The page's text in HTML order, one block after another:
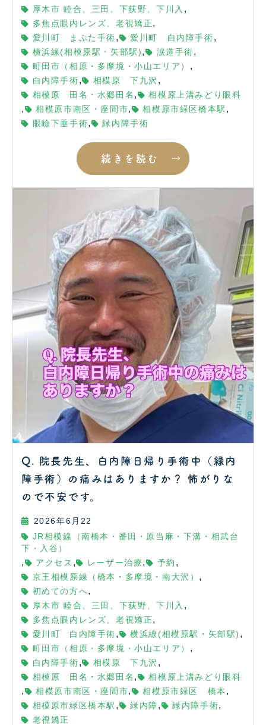
厚木市 睦合、三田、下荻野、下川入 ,
多焦点眼内レンズ、老視矯正 ,
愛川町 まぶた手術 , 愛川町 白内障手術 ,
横浜線(相模原駅・矢部駅) , 涙道手術 ,
町田市（相原・多摩境・小山エリア） ,
白内障手術 , 相模原 下九沢 ,
相模原 田名・水郷田名 , 相模原上溝みどり眼科
, 相模原市南区・座間市, 相模原市緑区橋本駅 ,
眼瞼下垂手術, 緑内障手術
続きを読む
Q. 院長先生、白内障日帰り手術中（緑内
障手術）の痛みはありますか？ 怖がりな
ので不安です。
2026年6月22
JR相模線（南橋本・番田・原当麻・下溝・相武台
下・入谷）
, アクセス , レーザー治療 , 予約 ,
京王相模原線（橋本・多摩境・南大沢） ,
初めての方へ,
厚木市 睦合、三田、下荻野、下川入 ,
多焦点眼内レンズ、老視矯正 ,
愛川町 白内障手術 , 横浜線(相模原駅・矢部駅) ,
町田市（相原・多摩境・小山エリア） ,
白内障手術 , 相模原 下九沢 ,
相模原 田名・水郷田名 , 相模原上溝みどり眼科
, 相模原市南区・座間市, 相模原市緑区 橋本 ,
相模原市緑区橋本駅 , 緑内障 , 緑内障手術,
老視矯正